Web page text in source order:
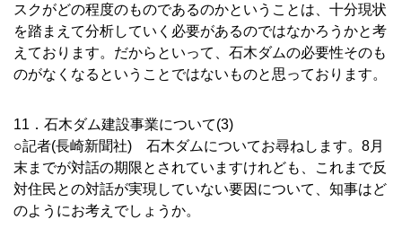
スクがどの程度のものであるのかということは、十分現状
を踏まえて分析していく必要があるのではなかろうかと考
えております。だからといって、石木ダムの必要性そのも
のがなくなるということではないものと思っております。
11．石木ダム建設事業について(3)
○記者(長崎新聞社) 石木ダムについてお尋ねします。8月
末までが対話の期限とされていますけれども、これまで反
対住民との対話が実現していない要因について、知事はど
のようにお考えでしょうか。